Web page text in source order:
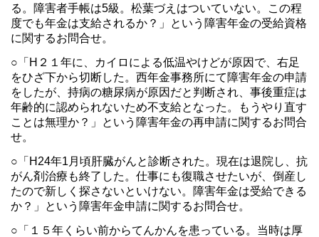
る。障害者手帳は5級。松葉づえはついていない。この程
度でも年金は支給されるか？」という障害年金の受給資格
に関するお問合せ。
○「H２１年に、カイロによる低温やけどが原因で、右足
をひざ下から切断した。西年金事務所にて障害年金の申請
をしたが、持病の糖尿病が原因だと判断され、事後重症は
年齢的に認められないため不支給となった。もうやり直す
ことは無理か？」という障害年金の再申請に関するお問合
せ。
○「H24年1月頃肝臓がんと診断された。現在は退院し、抗
がん剤治療も終了した。仕事にも復職させたいが、倒産し
たので新しく探さないといけない。障害年金は受給できる
か？」という障害年金申請に関するお問合せ。
○「１５年くらい前からてんかんを患っている。当時は厚